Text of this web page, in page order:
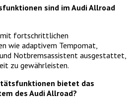
sind im Audi Allroad
mit fortschrittlichen
wie adaptivem Tempomat,
Notbremsassistent ausgestattet,
zu gewährleisten.
bietet das
des Audi Allroad?